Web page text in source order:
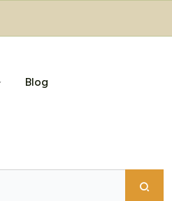
Blog